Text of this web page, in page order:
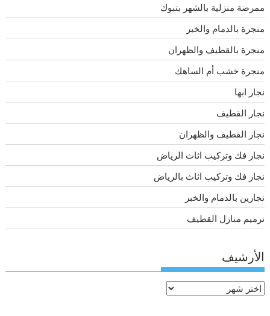
ممرضة منزلية بالشهر بتبوك
منجرة بالدمام والخبر
منجرة بالقطيف والظهران
منجرة خشب أم الساهك
نجار ابها
نجار القطيف
نجار القطيف والظهران
نجار فك وتركيب اثاث الرياض
نجار فك وتركيب اثاث بالرياض
نجارين بالدمام والخبر
نرميم منازل القطيف
الأرشيف
الأرشيف